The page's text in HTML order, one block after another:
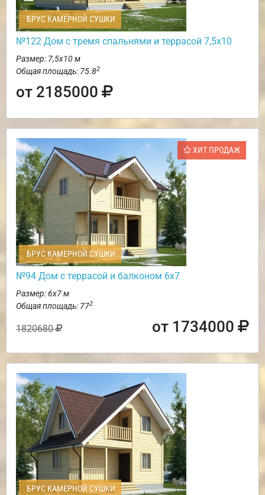
БРУС КАМЕРНОЙ СУШКИ
№122 Дом с тремя спальнями и террасой 7,5х10
Размер: 7,5х10 м
Общая площадь: 75.82
от 2185000
ХИТ ПРОДАЖ
БРУС КАМЕРНОЙ СУШКИ
№94 Дом с террасой и балконом 6х7
Размер: 6х7 м
Общая площадь: 772
1820680 от 1734000
БРУС КАМЕРНОЙ СУШКИ